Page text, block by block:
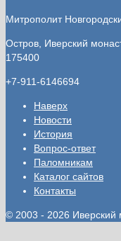
Митрополит
Остров, Иверский
175400
+7-911-6146694
Наверх
Новости
История
Вопрос-ответ
Паломникам
Каталог сайтов
Контакты
© 2003 - 2026 Иверский